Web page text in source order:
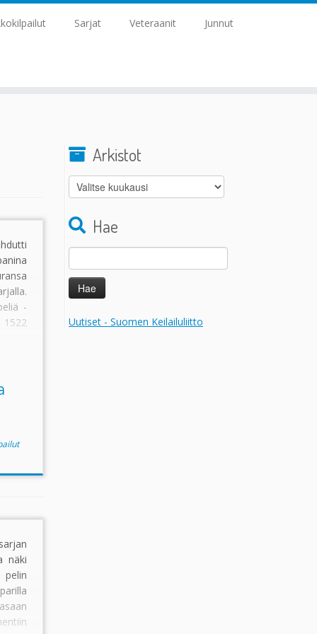
Sarjat Veteraanit
Junnut
-
näki
Arkistot
Arkistot
Hae
Haku:
Uutiset - Suomen Keilailuliitto